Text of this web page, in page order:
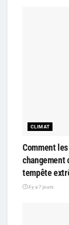
CLIMAT
Comment
changement
tempête
il y a 7 jours